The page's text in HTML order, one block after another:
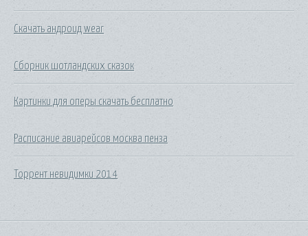
Скачать андроид wear
Сборник шотландских сказок
Картинки для оперы скачать бесплатно
Расписание авиарейсов москва пенза
Торрент невидимки 2014